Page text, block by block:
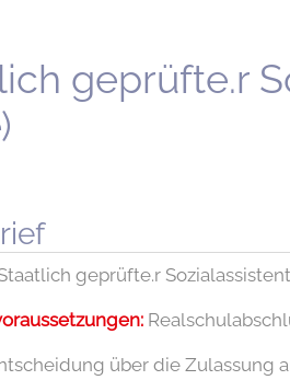
geprüfte.r
geprüfte.r
über die Zulassung